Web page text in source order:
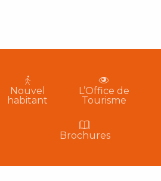
Nouvel
habitant
L’Office de
Tourisme
Brochures